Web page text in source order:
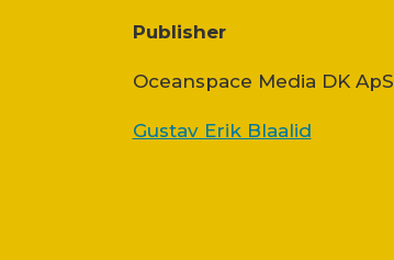
Publisher
Oceanspace Media DK ApS
Gustav Erik Blaalid